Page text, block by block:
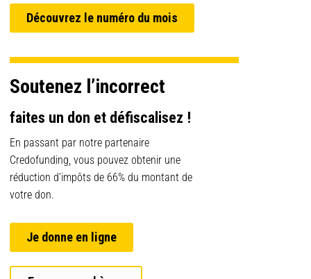
Découvrez le numéro du mois
Soutenez l’incorrect
faites un don et défiscalisez !
En passant par notre partenaire
Credofunding, vous pouvez obtenir une
réduction d’impôts de 66% du montant de
votre don.
Je donne en ligne